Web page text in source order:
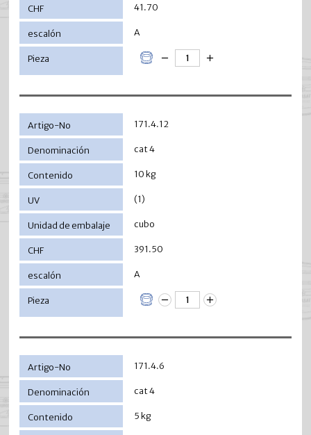
41.70
A
171.4.12
cat 4
10 kg
(1)
cubo
391.50
A
171.4.6
cat 4
5 kg